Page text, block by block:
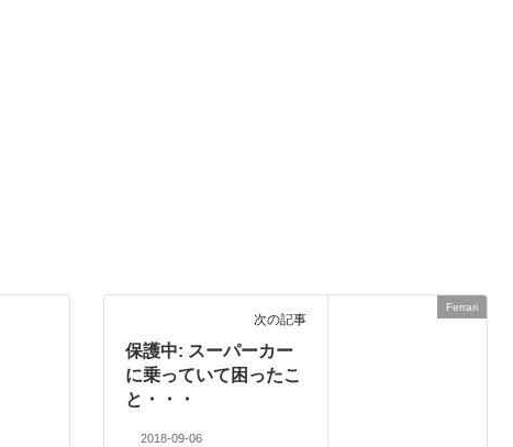
Ferrari
次の記事
保護中: スーパーカー
に乗っていて困ったこ
と・・・
2018-09-06